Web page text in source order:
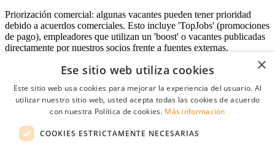
Priorización comercial: algunas vacantes pueden tener prioridad
debido a acuerdos comerciales. Esto incluye 'TopJobs' (promociones
de pago), empleadores que utilizan un 'boost' o vacantes publicadas
directamente por nuestros socios frente a fuentes externas.
Acceso empresas
Contraseña
×
Ese sitio web utiliza cookies
Este sitio web usa cookies para mejorar la experiencia del usuario. Al
utilizar nuestro sitio web, usted acepta todas las cookies de acuerdo
con nuestra Política de cookies. Más información
COOKIES ESTRICTAMENTE NECESARIAS